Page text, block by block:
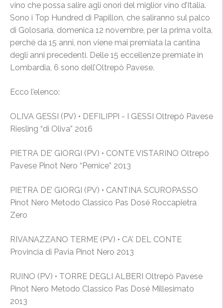
vino che possa salire agli onori del miglior vino d’Italia.
Sono i Top Hundred di Papillon, che saliranno sul palco
di Golosaria, domenica 12 novembre, per la prima volta,
perché da 15 anni, non viene mai premiata la cantina
degli anni precedenti. Delle 15 eccellenze premiate in
Lombardia, 6 sono dell’Oltrepò Pavese.
Ecco l’elenco:
OLIVA GESSI (PV) • DEFILIPPI - I GESSI Oltrepò Pavese
Riesling “di Oliva” 2016
PIETRA DE’ GIORGI (PV) • CONTE VISTARINO Oltrepò
Pavese Pinot Nero “Pernice” 2013
PIETRA DE’ GIORGI (PV) • CANTINA SCUROPASSO
Pinot Nero Metodo Classico Pas Dosé Roccapietra
Zero
RIVANAZZANO TERME (PV) • CA’ DEL CONTE
Provincia di Pavia Pinot Nero 2013
RUINO (PV) • TORRE DEGLI ALBERI Oltrepò Pavese
Pinot Nero Metodo Classico Pas Dosé Millesimato
2013